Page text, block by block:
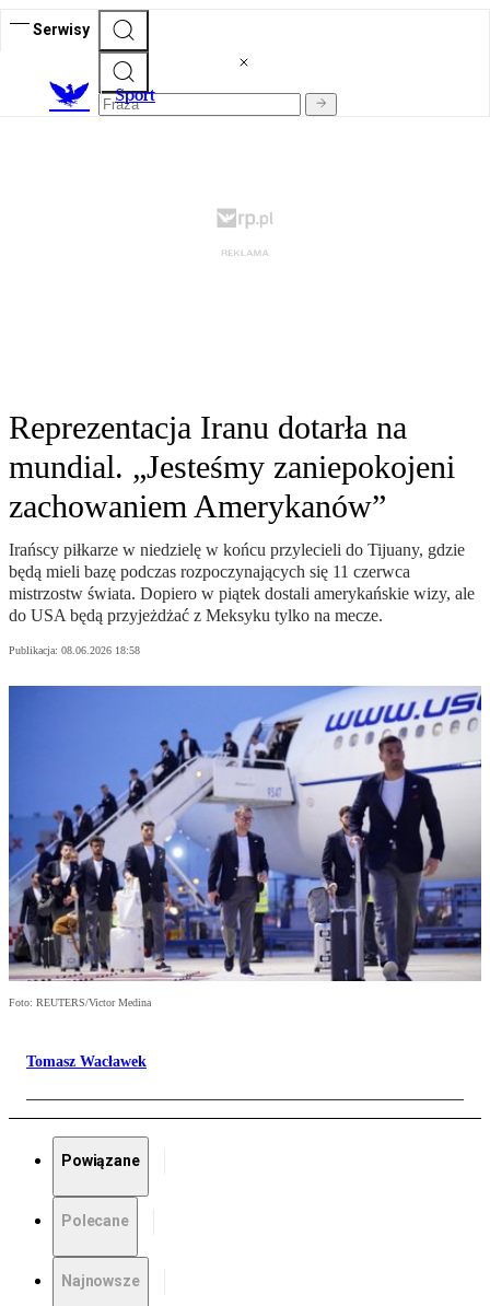
Serwisy
Sport
Reprezentacja Iranu dotarła na
mundial. „Jesteśmy zaniepokojeni
zachowaniem Amerykanów”
Irańscy piłkarze w niedzielę w końcu przylecieli do Tijuany, gdzie
będą mieli bazę podczas rozpoczynających się 11 czerwca
mistrzostw świata. Dopiero w piątek dostali amerykańskie wizy, ale
do USA będą przyjeżdżać z Meksyku tylko na mecze.
Publikacja: 08.06.2026 18:58
Foto: REUTERS/Victor Medina
Tomasz Wacławek
Powiązane
Polecane
Najnowsze